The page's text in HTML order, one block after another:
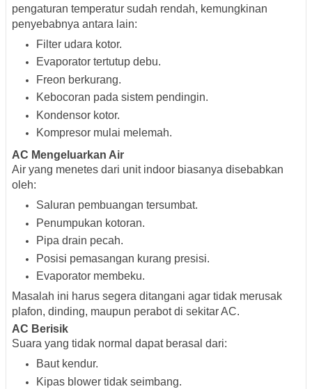
pengaturan temperatur sudah rendah, kemungkinan
penyebabnya antara lain:
Filter udara kotor.
Evaporator tertutup debu.
Freon berkurang.
Kebocoran pada sistem pendingin.
Kondensor kotor.
Kompresor mulai melemah.
AC Mengeluarkan Air
Air yang menetes dari unit indoor biasanya disebabkan
oleh:
Saluran pembuangan tersumbat.
Penumpukan kotoran.
Pipa drain pecah.
Posisi pemasangan kurang presisi.
Evaporator membeku.
Masalah ini harus segera ditangani agar tidak merusak
plafon, dinding, maupun perabot di sekitar AC.
AC Berisik
Suara yang tidak normal dapat berasal dari:
Baut kendur.
Kipas blower tidak seimbang.